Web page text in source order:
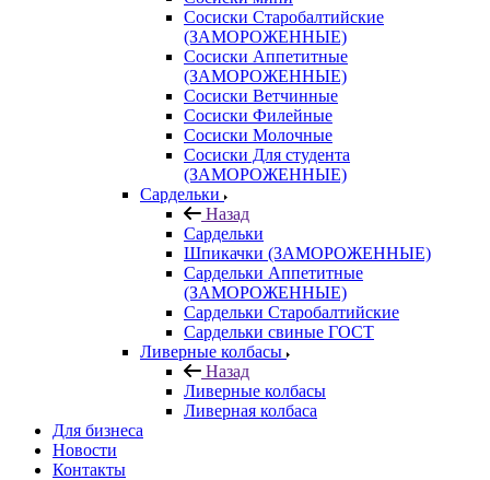
Сосиски Старобалтийские
(ЗАМОРОЖЕННЫЕ)
Сосиски Аппетитные
(ЗАМОРОЖЕННЫЕ)
Сосиски Ветчинные
Сосиски Филейные
Сосиски Молочные
Сосиски Для студента
(ЗАМОРОЖЕННЫЕ)
Сардельки
Назад
Сардельки
Шпикачки (ЗАМОРОЖЕННЫЕ)
Сардельки Аппетитные
(ЗАМОРОЖЕННЫЕ)
Сардельки Старобалтийские
Сардельки свиные ГОСТ
Ливерные колбасы
Назад
Ливерные колбасы
Ливерная колбаса
Для бизнеса
Новости
Контакты